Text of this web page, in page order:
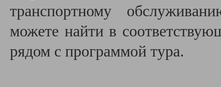
транспортному
можете найти в
рядом с программой тура.